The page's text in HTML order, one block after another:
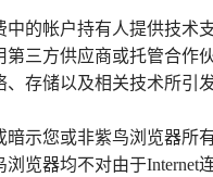
的帐户持有人提供技术
三方供应商或托管合作
存储以及相关技术所引
示您或非紫鸟浏览器所
浏览器均不对由于